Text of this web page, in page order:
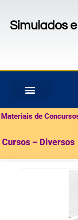
Simulados
Materiais de
Cursos – Diversos